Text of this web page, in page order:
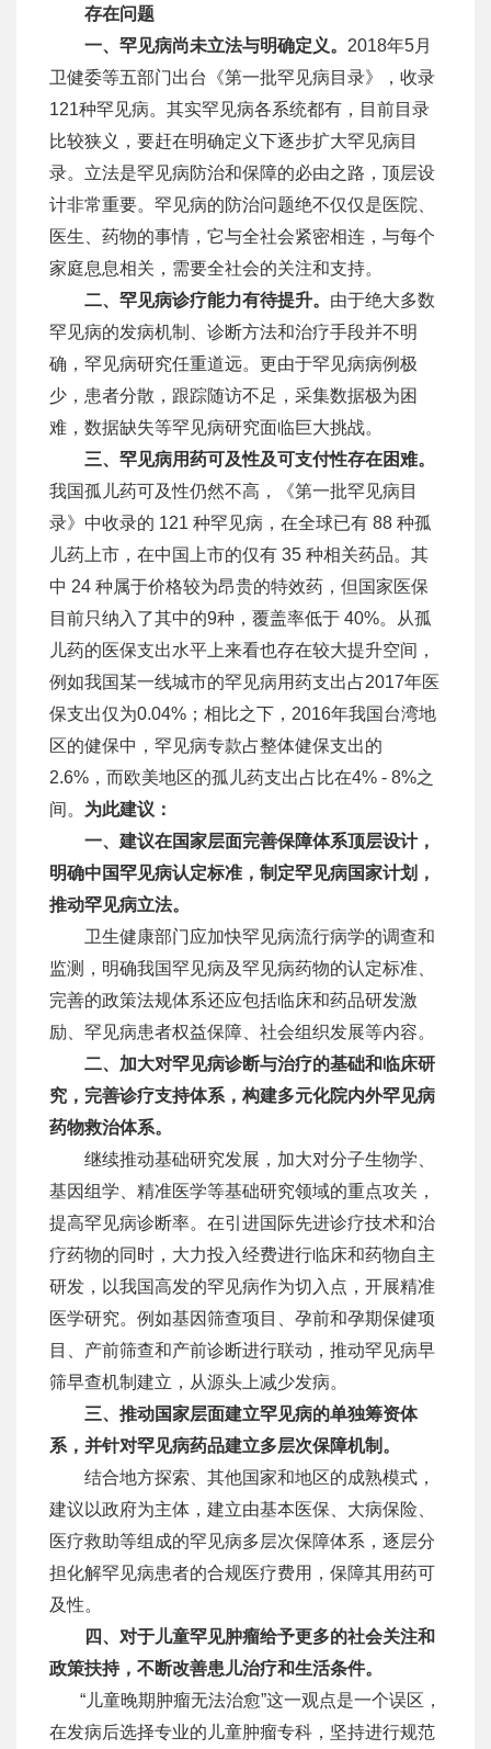
存在问题
一、罕见病尚未立法与明确定义。 2018年5月
卫健委等五部门出台《第一批罕见病目录》，收录
121种罕见病。其实罕见病各系统都有，目前目录
比较狭义，要赶在明确定义下逐步扩大罕见病目
录。立法是罕见病防治和保障的必由之路，顶层设
计非常重要。罕见病的防治问题绝不仅仅是医院、
医生、药物的事情，它与全社会紧密相连，与每个
家庭息息相关，需要全社会的关注和支持。
二、罕见病诊疗能力有待提升。 由于绝大多数
罕见病的发病机制、诊断方法和治疗手段并不明
确，罕见病研究任重道远。更由于罕见病病例极
少，患者分散，跟踪随访不足，采集数据极为困
难，数据缺失等罕见病研究面临巨大挑战。
三、罕见病用药可及性及可支付性存在困难。
我国孤儿药可及性仍然不高，《第一批罕见病目
录》中收录的 121 种罕见病，在全球已有 88 种孤
儿药上市，在中国上市的仅有 35 种相关药品。其
中 24 种属于价格较为昂贵的特效药，但国家医保
目前只纳入了其中的9种，覆盖率低于 40%。从孤
儿药的医保支出水平上来看也存在较大提升空间，
例如我国某一线城市的罕见病用药支出占2017年医
保支出仅为0.04%；相比之下，2016年我国台湾地
区的健保中，罕见病专款占整体健保支出的
2.6%，而欧美地区的孤儿药支出占比在4% - 8%之
间。 为此建议 ：
一、建议在国家层面完善保障体系顶层设计，
明确中国罕见病认定标准，制定罕见病国家计划，
推动罕见病立法。
卫生健康部门应加快罕见病流行病学的调查和
监测，明确我国罕见病及罕见病药物的认定标准、
完善的政策法规体系还应包括临床和药品研发激
励、罕见病患者权益保障、社会组织发展等内容。
二、 加大对罕见病诊断与治疗的基础和临床研
究，完善诊疗支持体系，构建多元化院内外罕见病
药物救治体系。
继续推动基础研究发展，加大对分子生物学、
基因组学、精准医学等基础研究领域的重点攻关，
提高罕见病诊断率。在引进国际先进诊疗技术和治
疗药物的同时，大力投入经费进行临床和药物自主
研发，以我国高发的罕见病作为切入点，开展精准
医学研究。例如基因筛查项目、孕前和孕期保健项
目、产前筛查和产前诊断进行联动，推动罕见病早
筛早查机制建立，从源头上减少发病。
三、 推动国家层面建立罕见病的单独筹资体
系，并针对罕见病药品建立多层次保障机制。
结合地方探索、其他国家和地区的成熟模式，
建议以政府为主体，建立由基本医保、大病保险、
医疗救助等组成的罕见病多层次保障体系，逐层分
担化解罕见病患者的合规医疗费用，保障其用药可
及性。
四、对于儿童罕见肿瘤给予更多的社会关注和
政策扶持，不断改善患儿治疗和生活条件。
“儿童晚期肿瘤无法治愈”这一观点是一个误区，
在发病后选择专业的儿童肿瘤专科，坚持进行规范